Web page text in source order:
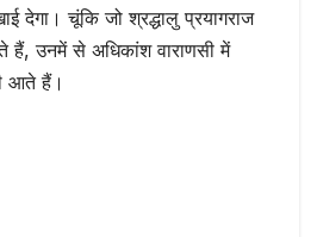
देगा। चूंकि जो श्रद्धालु प्रयागराज
उनमें से अधिकांश वाराणसी में
आते हैं।